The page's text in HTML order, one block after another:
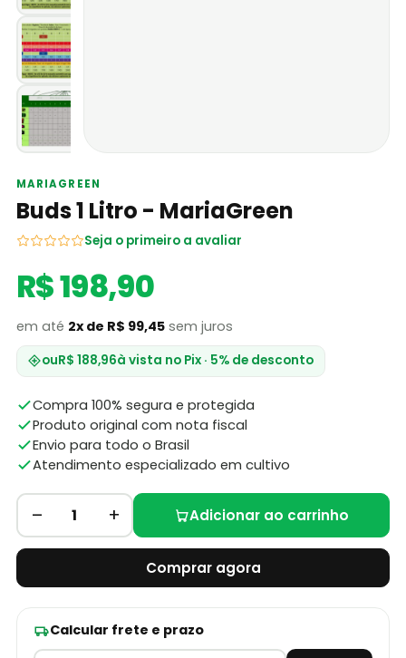
MARIAGREEN
Buds 1 Litro - MariaGreen
Seja o primeiro a avaliar
R$ 198,90
em até 2x de R$ 99,45sem juros
ouR$ 188,96à vista no Pix · 5% de desconto
Compra 100% segura e protegida
Produto original com nota fiscal
Envio para todo o Brasil
Atendimento especializado em cultivo
– 1 + Adicionar ao carrinho
Comprar agora
Calcular frete e prazo